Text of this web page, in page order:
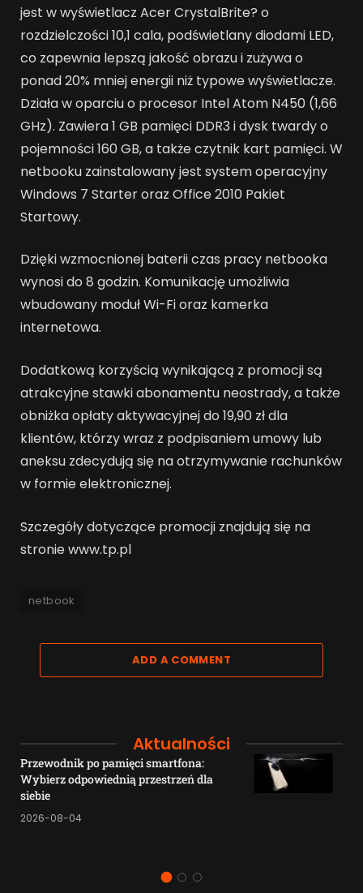
jest w wyświetlacz Acer CrystalBrite? o
rozdzielczości 10,1 cala, podświetlany diodami LED,
co zapewnia lepszą jakość obrazu i zużywa o
ponad 20% mniej energii niż typowe wyświetlacze.
Działa w oparciu o procesor Intel Atom N450 (1,66
GHz). Zawiera 1 GB pamięci DDR3 i dysk twardy o
pojemności 160 GB, a także czytnik kart pamięci. W
netbooku zainstalowany jest system operacyjny
Windows 7 Starter oraz Office 2010 Pakiet
Startowy.
Dzięki wzmocnionej baterii czas pracy netbooka
wynosi do 8 godzin. Komunikację umożliwia
wbudowany moduł Wi-Fi oraz kamerka
internetowa.
Dodatkową korzyścią wynikającą z promocji są
atrakcyjne stawki abonamentu neostrady, a także
obniżka opłaty aktywacyjnej do 19,90 zł dla
klientów, którzy wraz z podpisaniem umowy lub
aneksu zdecydują się na otrzymywanie rachunków
w formie elektronicznej.
Szczegóły dotyczące promocji znajdują się na
stronie www.tp.pl
netbook
ADD A COMMENT
Aktualności
Przewodnik po pamięci smartfona:
Wybierz odpowiednią przestrzeń dla
siebie
2026-08-04